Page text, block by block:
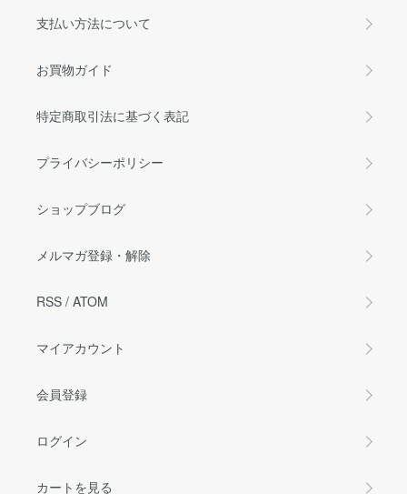
支払い方法について
お買物ガイド
特定商取引法に基づく表記
プライバシーポリシー
ショップブログ
メルマガ登録・解除
RSS / ATOM
マイアカウント
会員登録
ログイン
カートを見る